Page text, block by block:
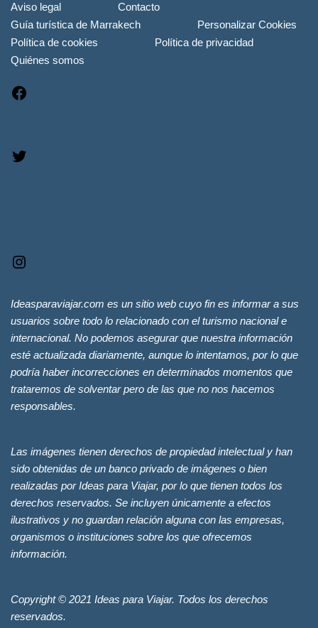
Aviso legal
Contacto
Guía turística de Marrakech
Personalizar Cookies
Política de cookies
Política de privacidad
Quiénes somos
Ideasparaviajar.com es un sitio web cuyo fin es informar a sus
usuarios sobre todo lo relacionado con el turismo nacional e
internacional. No podemos asegurar que nuestra información
esté actualizada diariamente, aunque lo intentamos, por lo que
podría haber incorrecciones en determinados momentos que
trataremos de solventar pero de las que no nos hacemos
responsables.
Las imágenes tienen derechos de propiedad intelectual y han
sido obtenidas de un banco privado de imágenes o bien
realizadas por Ideas para Viajar, por lo que tienen todos los
derechos reservados. Se incluyen únicamente a efectos
ilustrativos y no guardan relación alguna con las empresas,
organismos o instituciones sobre los que ofrecemos
información.
Copyright © 2021 Ideas para Viajar. Todos los derechos
reservados.